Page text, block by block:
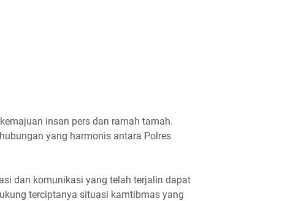
insan pers dan ramah tamah.
yang harmonis antara Polres
dan komunikasi yang telah terjalin dapat
terciptanya situasi kamtibmas yang